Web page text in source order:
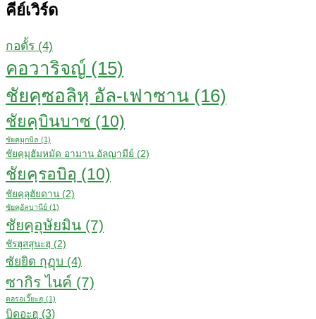
คีย์เวิร์ด
กอดั้ร (4)
คอวาริจญ์ (15)
ชัยคฺซอลิหฺ​ อัล-เฟาซาน (16)
ชัยคฺบินบาซ (10)
ชัยคฺมุกบิล (1)
ชัยคฺมุฮัมหมัด อามาน อัลญามีย์ (2)
ชัยคฺรอบิอฺ (10)
ชัยคฺลุฮัยดาน (2)
ชัยคฺอัลบานีย์ (1)
ชัยคฺอุษัยมิน (7)
ชัรฮุสสุนะฮฺ (2)
ซัยยิด กุฏุบ (4)
ซากิร ไนค์ (7)
ตอรอเวี๊ยะฮฺ (1)
บิดอะฮฺ (3)